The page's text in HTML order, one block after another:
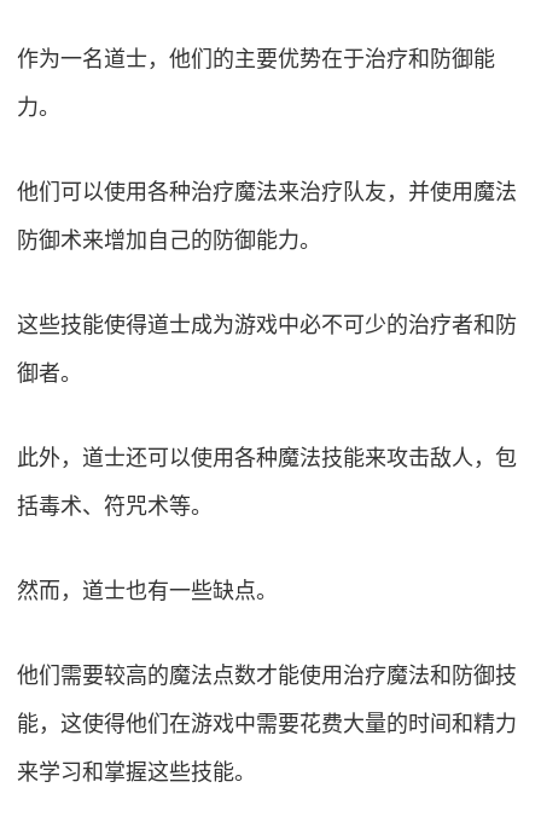
作为一名道士，他们的主要优势在于治疗和防御能
力。
他们可以使用各种治疗魔法来治疗队友，并使用魔法
防御术来增加自己的防御能力。
这些技能使得道士成为游戏中必不可少的治疗者和防
御者。
此外，道士还可以使用各种魔法技能来攻击敌人，包
括毒术、符咒术等。
然而，道士也有一些缺点。
他们需要较高的魔法点数才能使用治疗魔法和防御技
能，这使得他们在游戏中需要花费大量的时间和精力
来学习和掌握这些技能。